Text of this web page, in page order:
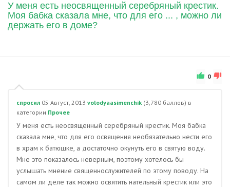
У меня есть неосвященный серебряный крестик.
Моя бабка сказала мне, что для его ... , можно ли
держать его в доме?
0
спросил 05 Август, 2013 volodyaasimenchik (3,780 баллов) в
категории Прочее
У меня есть неосвященный серебряный крестик. Моя бабка
сказала мне, что для его освящения необязательно нести его
в храм к батюшке, а достаточно окунуть его в святую воду.
Мне это показалось неверным, поэтому хотелось бы
услышать мнение священнослужителей по этому поводу. На
самом ли деле так можно освятить нательный крестик или это